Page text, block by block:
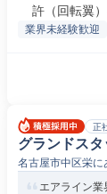
許（回転翼
業界未経験歓迎
正
グランドスタ
名古屋市中区栄に
エアライン